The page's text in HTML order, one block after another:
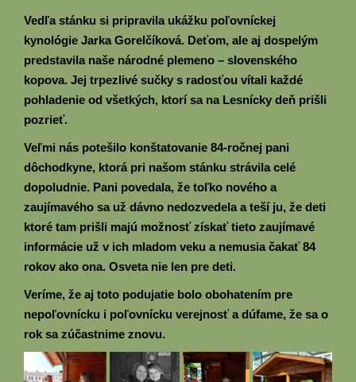
Vedľa stánku si pripravila ukážku poľovníckej
kynológie Jarka Gorelčíková. Deťom, ale aj dospelým
predstavila naše národné plemeno – slovenského
kopova. Jej trpezlivé sučky s radosťou vítali každé
pohladenie od všetkých, ktorí sa na Lesnícky deň prišli
pozrieť.
Veľmi nás potešilo konštatovanie 84-ročnej pani
dôchodkyne, ktorá pri našom stánku strávila celé
dopoludnie. Pani povedala, že toľko nového a
zaujímavého sa už dávno nedozvedela a teší ju, že deti
ktoré tam prišli majú možnosť získať tieto zaujímavé
informácie už v ich mladom veku a nemusia čakať 84
rokov ako ona. Osveta nie len pre deti.
Veríme, že aj toto podujatie bolo obohatením pre
nepoľovnícku i poľovnícku verejnosť a dúfame, že sa o
rok sa zúčastnime znovu.